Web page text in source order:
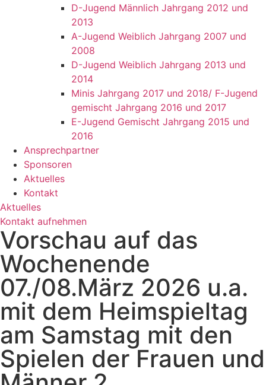
D-Jugend Männlich Jahrgang 2012 und
2013
A-Jugend Weiblich Jahrgang 2007 und
2008
D-Jugend Weiblich Jahrgang 2013 und
2014
Minis Jahrgang 2017 und 2018/ F-Jugend
gemischt Jahrgang 2016 und 2017
E-Jugend Gemischt Jahrgang 2015 und
2016
Ansprechpartner
Sponsoren
Aktuelles
Kontakt
Aktuelles
Kontakt aufnehmen
Vorschau auf das
Wochenende
07./08.März 2026 u.a.
mit dem Heimspieltag
am Samstag mit den
Spielen der Frauen und